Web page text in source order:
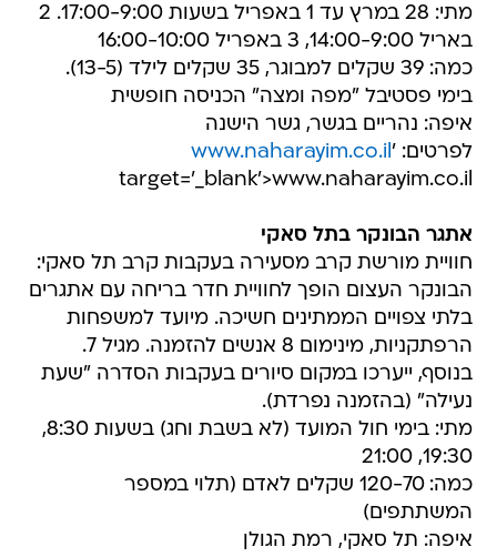
מתי: 28 במרץ עד 1 באפריל בשעות 17:00-9:00. 2
באריל 14:00-9:00, 3 באפריל 16:00-10:00
כמה: 39 שקלים למבוגר, 35 שקלים לילד (13-5).
בימי פסטיבל "מפה ומצה" הכניסה חופשית
איפה: נהריים בגשר, גשר הישנה
לפרטים: www.naharayim.co.il'
target='_blank'>www.naharayim.co.il
אתגר הבונקר בתל סאקי
חוויית מורשת קרב מסעירה בעקבות קרב תל סאקי:
הבונקר העצום הופך לחוויית חדר בריחה עם אתגרים
בלתי צפויים הממתינים חשיכה. מיועד למשפחות
הרפתקניות, מינימום 8 אנשים להזמנה. מגיל 7.
בנוסף, ייערכו במקום סיורים בעקבות הסדרה "שעת
נעילה" (בהזמנה נפרדת).
מתי: בימי חול המועד (לא בשבת וחג) בשעות 8:30,
19:30, 21:00
כמה: 120-70 שקלים לאדם (תלוי במספר
המשתתפים)
איפה: תל סאקי, רמת הגולן